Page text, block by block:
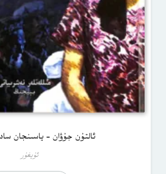
ئالتۇن جۇۋان – ياسىنجان
ئۇيغۇر